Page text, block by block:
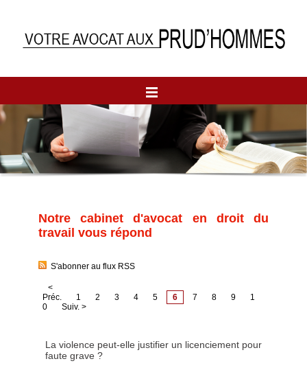
Notre cabinet d'avocat en droit du
travail vous répond
S'abonner au flux RSS
<
Préc.
1 2 3 4 5 6 7 8 9
1
0
Suiv. >
La violence peut-elle justifier un licenciement pour
faute grave ?